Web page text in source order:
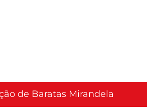
de Baratas Mirandela